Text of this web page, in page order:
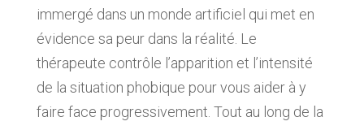
immergé dans un monde artificiel qui met en
évidence sa peur dans la réalité. Le
thérapeute contrôle l’apparition et l’intensité
de la situation phobique pour vous aider à y
faire face progressivement. Tout au long de la